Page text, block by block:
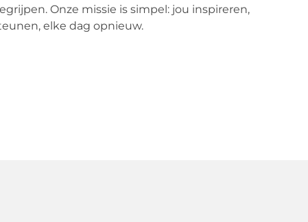
Onze missie is simpel: jou inspireren,
elke dag opnieuw.